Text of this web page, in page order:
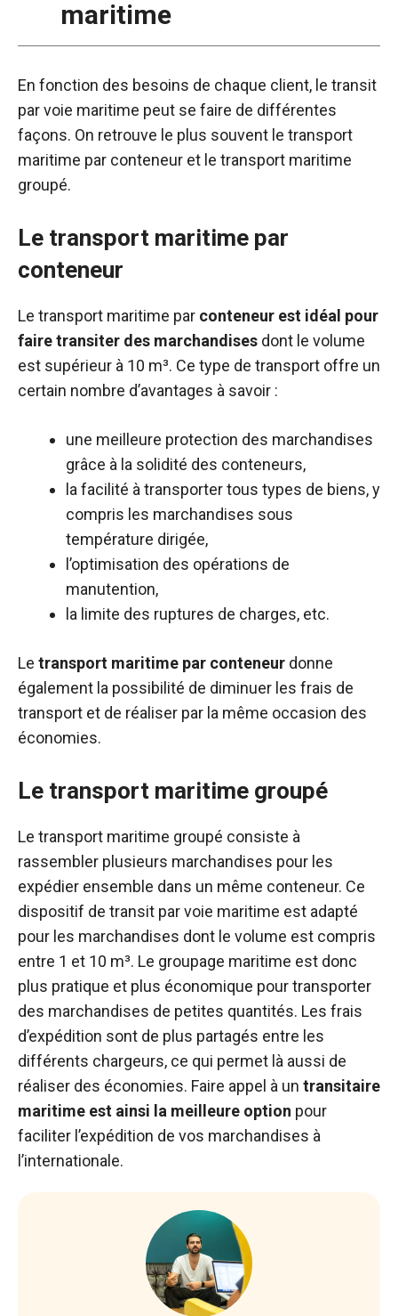
maritime
En fonction des besoins de chaque client, le transit
par voie maritime peut se faire de différentes
façons. On retrouve le plus souvent le transport
maritime par conteneur et le transport maritime
groupé.
Le transport maritime par
conteneur
Le transport maritime par conteneur est idéal pour
faire transiter des marchandises dont le volume
est supérieur à 10 m³. Ce type de transport offre un
certain nombre d’avantages à savoir :
une meilleure protection des marchandises
grâce à la solidité des conteneurs,
la facilité à transporter tous types de biens, y
compris les marchandises sous
température dirigée,
l’optimisation des opérations de
manutention,
la limite des ruptures de charges, etc.
Le transport maritime par conteneur donne
également la possibilité de diminuer les frais de
transport et de réaliser par la même occasion des
économies.
Le transport maritime groupé
Le transport maritime groupé consiste à
rassembler plusieurs marchandises pour les
expédier ensemble dans un même conteneur. Ce
dispositif de transit par voie maritime est adapté
pour les marchandises dont le volume est compris
entre 1 et 10 m³. Le groupage maritime est donc
plus pratique et plus économique pour transporter
des marchandises de petites quantités. Les frais
d’expédition sont de plus partagés entre les
différents chargeurs, ce qui permet là aussi de
réaliser des économies. Faire appel à un transitaire
maritime est ainsi la meilleure option pour
faciliter l’expédition de vos marchandises à
l’internationale.